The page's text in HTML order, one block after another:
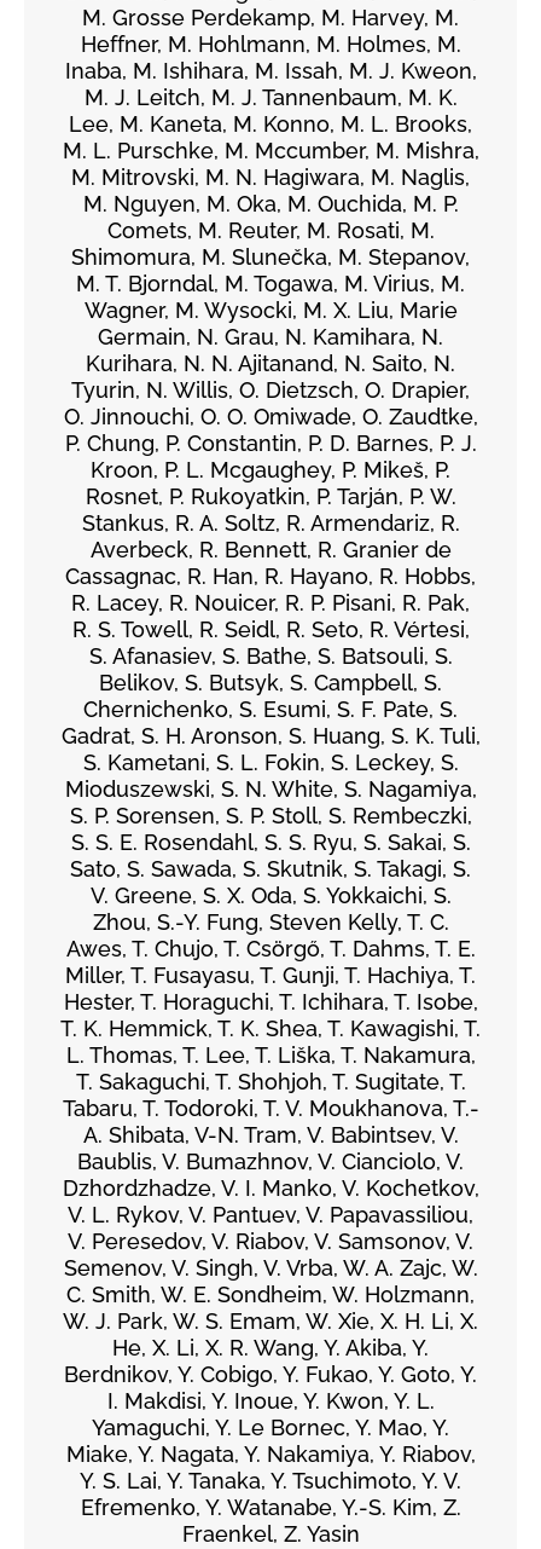
M. Grosse Perdekamp, M. Harvey, M.
Heffner, M. Hohlmann, M. Holmes, M.
Inaba, M. Ishihara, M. Issah, M. J. Kweon,
M. J. Leitch, M. J. Tannenbaum, M. K.
Lee, M. Kaneta, M. Konno, M. L. Brooks,
M. L. Purschke, M. Mccumber, M. Mishra,
M. Mitrovski, M. N. Hagiwara, M. Naglis,
M. Nguyen, M. Oka, M. Ouchida, M. P.
Comets, M. Reuter, M. Rosati, M.
Shimomura, M. Slunečka, M. Stepanov,
M. T. Bjorndal, M. Togawa, M. Virius, M.
Wagner, M. Wysocki, M. X. Liu, Marie
Germain, N. Grau, N. Kamihara, N.
Kurihara, N. N. Ajitanand, N. Saito, N.
Tyurin, N. Willis, O. Dietzsch, O. Drapier,
O. Jinnouchi, O. O. Omiwade, O. Zaudtke,
P. Chung, P. Constantin, P. D. Barnes, P. J.
Kroon, P. L. Mcgaughey, P. Mikeš, P.
Rosnet, P. Rukoyatkin, P. Tarján, P. W.
Stankus, R. A. Soltz, R. Armendariz, R.
Averbeck, R. Bennett, R. Granier de
Cassagnac, R. Han, R. Hayano, R. Hobbs,
R. Lacey, R. Nouicer, R. P. Pisani, R. Pak,
R. S. Towell, R. Seidl, R. Seto, R. Vértesi,
S. Afanasiev, S. Bathe, S. Batsouli, S.
Belikov, S. Butsyk, S. Campbell, S.
Chernichenko, S. Esumi, S. F. Pate, S.
Gadrat, S. H. Aronson, S. Huang, S. K. Tuli,
S. Kametani, S. L. Fokin, S. Leckey, S.
Mioduszewski, S. N. White, S. Nagamiya,
S. P. Sorensen, S. P. Stoll, S. Rembeczki,
S. S. E. Rosendahl, S. S. Ryu, S. Sakai, S.
Sato, S. Sawada, S. Skutnik, S. Takagi, S.
V. Greene, S. X. Oda, S. Yokkaichi, S.
Zhou, S.-Y. Fung, Steven Kelly, T. C.
Awes, T. Chujo, T. Csörgő, T. Dahms, T. E.
Miller, T. Fusayasu, T. Gunji, T. Hachiya, T.
Hester, T. Horaguchi, T. Ichihara, T. Isobe,
T. K. Hemmick, T. K. Shea, T. Kawagishi, T.
L. Thomas, T. Lee, T. Liška, T. Nakamura,
T. Sakaguchi, T. Shohjoh, T. Sugitate, T.
Tabaru, T. Todoroki, T. V. Moukhanova, T.-
A. Shibata, V-N. Tram, V. Babintsev, V.
Baublis, V. Bumazhnov, V. Cianciolo, V.
Dzhordzhadze, V. I. Manko, V. Kochetkov,
V. L. Rykov, V. Pantuev, V. Papavassiliou,
V. Peresedov, V. Riabov, V. Samsonov, V.
Semenov, V. Singh, V. Vrba, W. A. Zajc, W.
C. Smith, W. E. Sondheim, W. Holzmann,
W. J. Park, W. S. Emam, W. Xie, X. H. Li, X.
He, X. Li, X. R. Wang, Y. Akiba, Y.
Berdnikov, Y. Cobigo, Y. Fukao, Y. Goto, Y.
I. Makdisi, Y. Inoue, Y. Kwon, Y. L.
Yamaguchi, Y. Le Bornec, Y. Mao, Y.
Miake, Y. Nagata, Y. Nakamiya, Y. Riabov,
Y. S. Lai, Y. Tanaka, Y. Tsuchimoto, Y. V.
Efremenko, Y. Watanabe, Y.-S. Kim, Z.
Fraenkel, Z. Yasin